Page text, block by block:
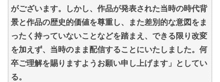
がございます。しかし、作品が発表された当時の時代背
景と作品の歴史的価値を尊重し、また差別的な意図をま
ったく持っていないことなどを踏まえ、できる限り改変
を加えず、当時のまま配信することにいたしました。何
卒ご理解を賜りますようお願い申し上げます」としてい
る。